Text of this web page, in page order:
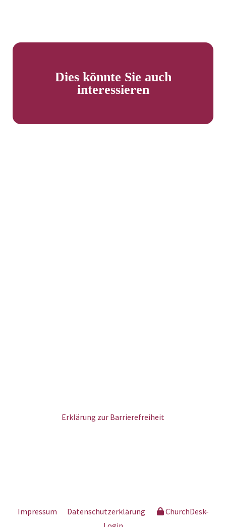
Dies könnte Sie auch
interessieren
Erklärung zur Barrierefreiheit
Impressum Datenschutzerklärung
ChurchDesk-